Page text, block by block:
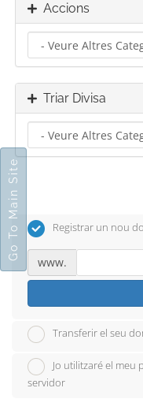
Accions
Triar Divisa
Registrar un nou
www.
Transferir el seu
Jo utilitzaré el meu
servidor
Go To Main Site